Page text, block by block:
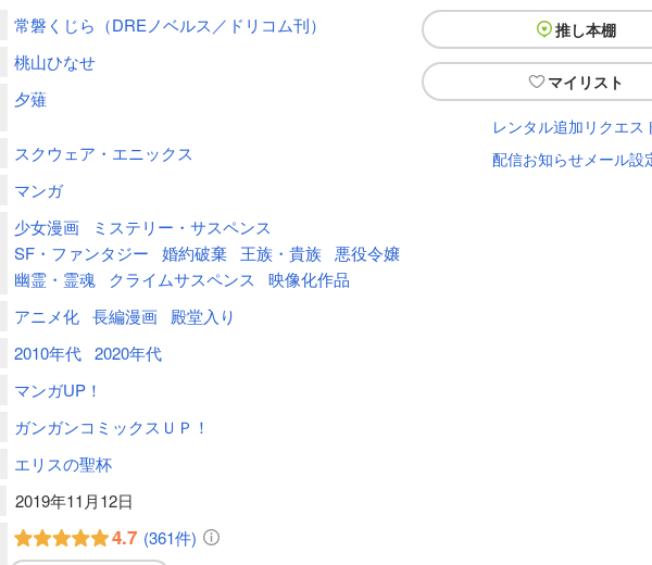
推し本棚
マイリスト
レンタル追加リクエス
配信お知らせメール設
常磐くじら（DREノベルス／ドリコム刊）
桃山ひなせ
夕薙
スクウェア・エニックス
マンガ
少女漫画
ミステリー・サスペンス
SF・ファンタジー
婚約破棄 王族・貴族
悪役令嬢
幽霊・霊魂
クライムサスペンス 映像化作品
アニメ化 長編漫画 殿堂入り
2010年代 2020年代
マンガUP！
ガンガンコミックスＵＰ！
エリスの聖杯
2019年11月12日
4.7 (361件)